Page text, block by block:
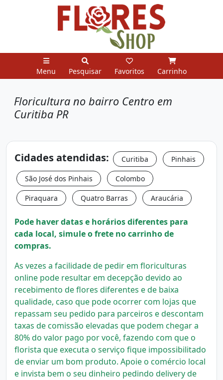
Menu Pesquisar Favoritos Carrinho
Floricultura no bairro Centro em
Curitiba PR
Cidades atendidas: Curitiba Pinhais
São José dos Pinhais Colombo
Piraquara Quatro Barras Araucária
Pode haver datas e horários diferentes para
cada local, simule o frete no carrinho de
compras.
As vezes a facilidade de pedir em floriculturas
online pode resultar em decepção devido ao
recebimento de flores diferentes e de baixa
qualidade, caso que pode ocorrer com lojas que
repassam seu pedido para parceiros e descontam
taxas de comissão elevadas que podem chegar a
80% do valor pago por você, fazendo com que o
florista que executa o serviço fique impossibilitado
de enviar um bom produto. Apoie o comércio local
e invista bem o seu dinheiro pedindo delivery de